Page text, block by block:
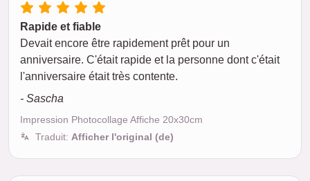
Rapide et fiable
Devait encore être rapidement prêt pour un
anniversaire. C'était rapide et la personne dont c'était
l'anniversaire était très contente.
- Sascha
Impression Photocollage Affiche 20x30cm
Traduit: Afficher l'original (de)